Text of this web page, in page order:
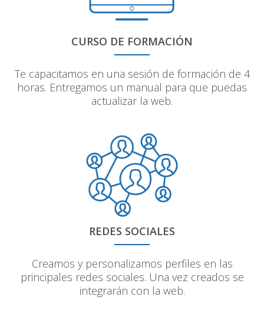
CURSO DE FORMACIÓN
Te capacitamos en una sesión de formación de 4
horas. Entregamos un manual para que puedas
actualizar la web.
REDES SOCIALES
Creamos y personalizamos perfiles en las
principales redes sociales. Una vez creados se
integrarán con la web.